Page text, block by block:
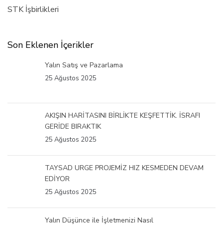
STK İşbirlikleri
Son Eklenen İçerikler
Yalın Satış ve Pazarlama
25 Ağustos 2025
AKIŞIN HARİTASINI BİRLİKTE KEŞFETTİK. İSRAFI
GERİDE BIRAKTIK
25 Ağustos 2025
TAYSAD URGE PROJEMİZ HIZ KESMEDEN DEVAM
EDİYOR
25 Ağustos 2025
Yalın Düşünce ile İşletmenizi Nasıl